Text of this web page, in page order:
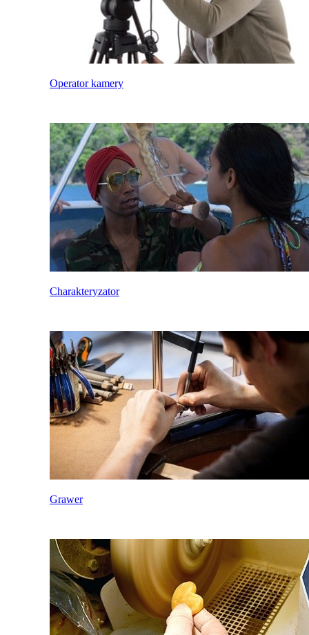
Operator kamery
Charakteryzator
Grawer